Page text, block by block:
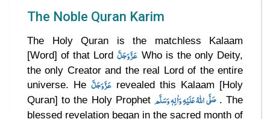
The Noble Quran Karim
The Holy Quran is the matchless Kalaam
[Word] of that Lordعَزَّوَجَلَّ Who is the only Deity,
the only Creator and the real Lord of the entire
universe. He عَزَّوَجَلَّ revealed this Kalaam [Holy
Quran] to the Holy Prophet صَلَّى اللهُ عَلَيْهِ وَاٰلِهٖ وَسَلَّم. The
blessed revelation began in the sacred month of